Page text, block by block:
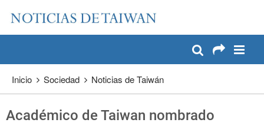
Pase a contenido principal
Inicio Sociedad Noticias de Taiwán
Académico de Taiwan nombrado